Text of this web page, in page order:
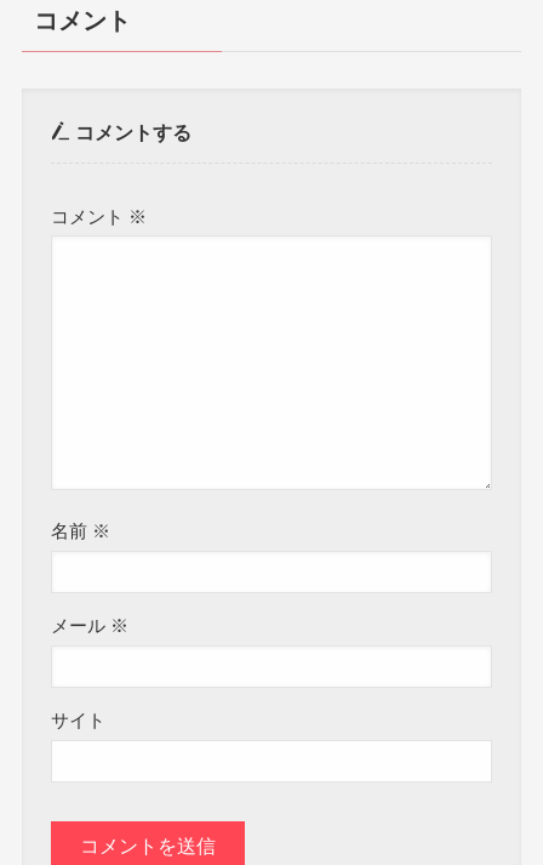
コメント
コメントする
コメント ※
名前 ※
メール ※
サイト